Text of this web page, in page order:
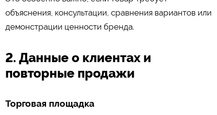
объяснения, консультации, сравнения вариантов или
демонстрации ценности бренда.
2. Данные о клиентах и
повторные продажи
Торговая площадка